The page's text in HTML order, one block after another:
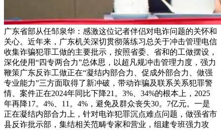
广东省部从任邹泉华：感激这位记者伴侣对电诈问题的关怀和
关心。近年来，广东机关深切贯彻落练习总关于冲击管理电信
收集诈骗犯罪工做的主要批示，按照省委、省和的工做摆设，
深化使用“四专两合力”总体思，以超凡规冲击管理力度，强力
鞭策广东反诈工做正在“凝结内部合力、促成外部合力、做强
专业能力”三方面取得了新冲破，带动诈骗及联系关系犯罪警
情、案件正在2024年同比下降21。3%、34%的根本上，2025
年再降17。4%、11。4%，避免及群众丧失30。7亿元。一是
正在凝结内部合力上，针对电诈犯罪沉点难点问题，做强省市
县反诈批示部，集结相关范畴专家和营业，组建专班强力攻